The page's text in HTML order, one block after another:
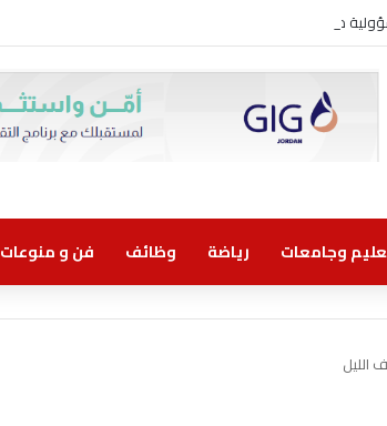
مشتركة
وجامعات رياضة وظائف فن و منوعات
الليل